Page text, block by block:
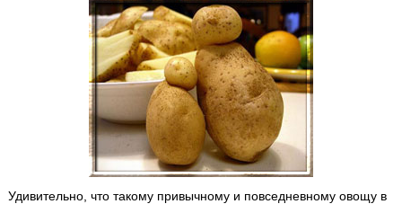
Удивительно, что такому привычному и повседневному овощу в